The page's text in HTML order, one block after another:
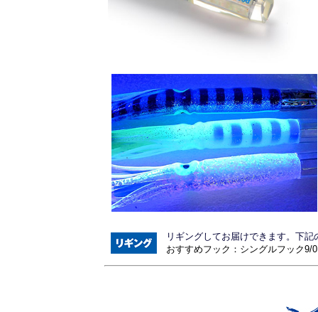
リギングしてお届けできます。下
おすすめフック：シングルフック9/